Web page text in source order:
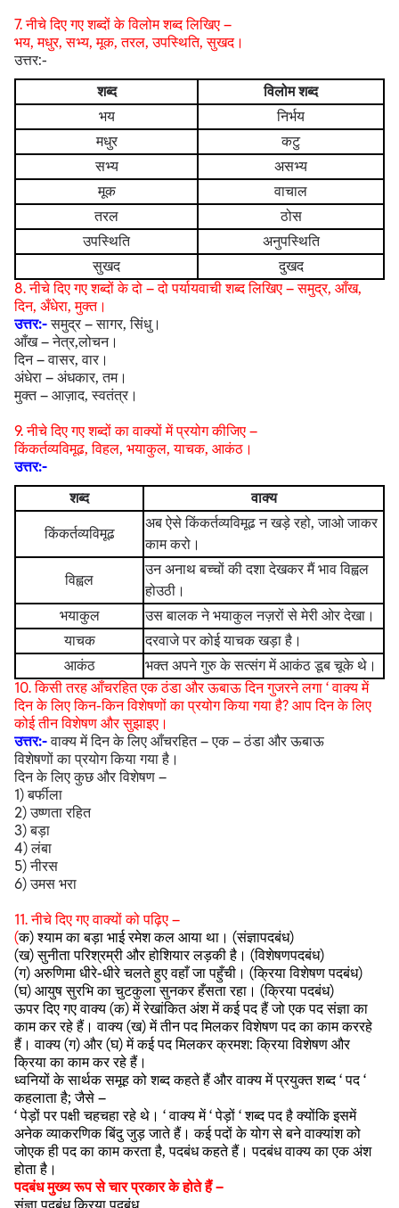
7. नीचे दिए गए शब्दों के विलोम शब्द लिखिए –
भय, मधुर, सभ्य, मूक, तरल, उपस्थिति, सुखद।
उत्तर:-
शब्द
विलोम शब्द
भय
निर्भय
मधुर
कटु
सभ्य
असभ्य
मूक
वाचाल
तरल
ठोस
उपस्थिति
अनुपस्थिति
सुखद
दुखद
8. नीचे दिए गए शब्दों के दो – दो पर्यायवाची शब्द लिखिए – समुद्र, आँख,
दिन, अँधेरा, मुक्त।
उत्तर:-समुद्र – सागर, सिंधु।
आँख – नेत्र,लोचन।
दिन – वासर, वार।
अंधेरा – अंधकार, तम।
मुक्त – आज़ाद, स्वतंत्र।
9. नीचे दिए गए शब्दों का वाक्यों में प्रयोग कीजिए –
किंकर्तव्यविमूढ, विहल, भयाकुल, याचक, आकंठ।
उत्तर:-
शब्द
वाक्य
किंकर्तव्यविमूढ
अब ऐसे किंकर्तव्यविमूढ न खड़े रहो, जाओ जाकर
काम करो।
विह्वल
उन अनाथ बच्चों की दशा देखकर मैं भाव विह्वल
होउठी।
भयाकुल
उस बालक ने भयाकुल नज़रों से मेरी ओर देखा।
याचक
दरवाजे पर कोई याचक खड़ा है।
आकंठ
भक्त अपने गुरु के सत्संग में आकंठ डूब चूके थे।
10. किसी तरह आँचरहित एक ठंडा और ऊबाऊ दिन गुजरने लगा ‘ वाक्य में
दिन के लिए किन-किन विशेषणों का प्रयोग किया गया है? आप दिन के लिए
कोई तीन विशेषण और सुझाइए।
उत्तर:-वाक्य में दिन के लिए आँचरहित – एक – ठंडा और ऊबाऊ
विशेषणों का प्रयोग किया गया है।
दिन के लिए कुछ और विशेषण –
1) बर्फीला
2) उष्णता रहित
3) बड़ा
4) लंबा
5) नीरस
6) उमस भरा
11. नीचे दिए गए वाक्यों को पढ़िए –
(क) श्याम का बड़ा भाई रमेश कल आया था। (संज्ञापदबंध)
(ख) सुनीता परिश्रम्री और होशियार लड़की है। (विशेषणपदबंध)
(ग) अरुणिमा धीरे-धीरे चलते हुए वहाँ जा पहुँची। (क्रिया विशेषण पदबंध)
(घ) आयुष सुरभि का चुटकुला सुनकर हँसता रहा। (क्रिया पदबंध)
ऊपर दिए गए वाक्य (क) में रेखांकित अंश में कई पद हैं जो एक पद संज्ञा का
काम कर रहे हैं। वाक्य (ख) में तीन पद मिलकर विशेषण पद का काम कररहे
हैं। वाक्य (ग) और (घ) में कई पद मिलकर क्रमश: क्रिया विशेषण और
क्रिया का काम कर रहे हैं।
ध्वनियों के सार्थक समूह को शब्द कहते हैं और वाक्य में प्रयुक्त शब्द ‘ पद ‘
कहलाता है; जैसे –
‘ पेड़ों पर पक्षी चहचहा रहे थे। ‘ वाक्य में ‘ पेड़ों ‘ शब्द पद है क्योंकि इसमें
अनेक व्याकरणिक बिंदु जुड़ जाते हैं। कई पदों के योग से बने वाक्यांश को
जोएक ही पद का काम करता है, पदबंध कहते हैं। पदबंध वाक्य का एक अंश
होता है।
पदबंध मुख्य रूप से चार प्रकार के होते हैं –